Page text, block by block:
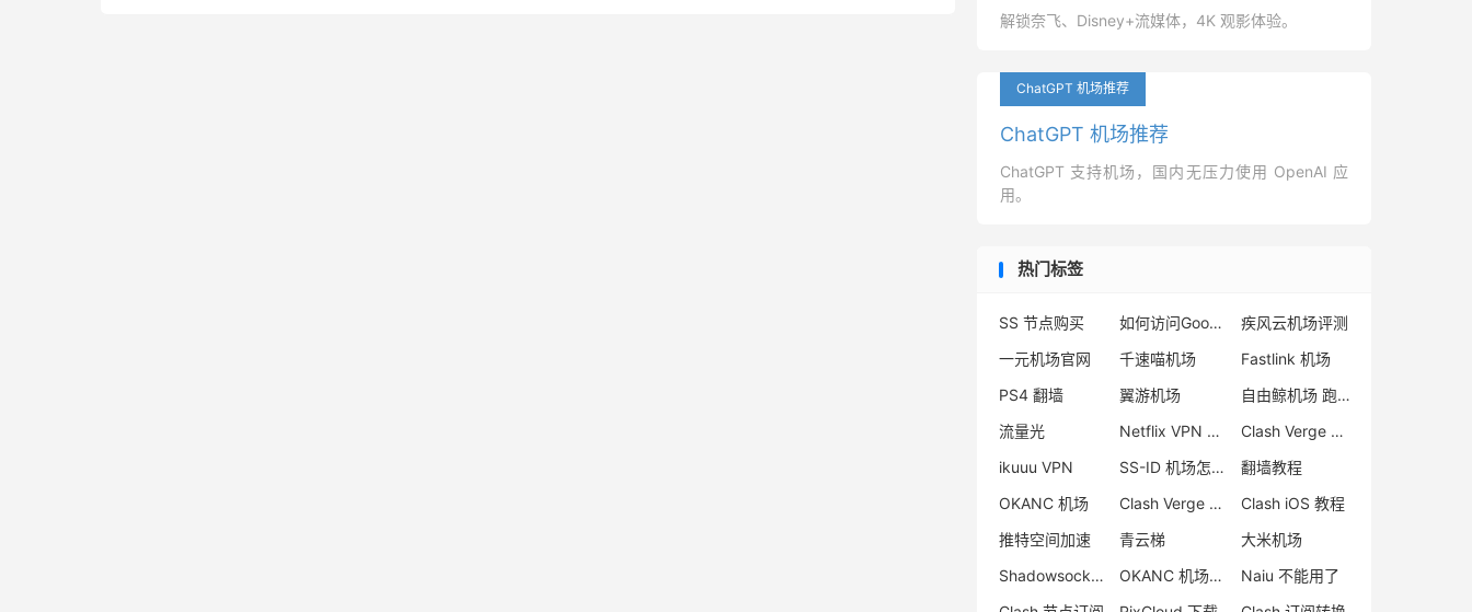
解锁奈飞、Disney+流媒体，4K 观影体验。
ChatGPT 机场推荐
ChatGPT 机场推荐
ChatGPT 支持机场，国内无压力使用 OpenAI 应
用。
热门标签
SS 节点购买 如何访问Google
疾风云机场评测
一元机场官网
千速喵机场
Fastlink 机场
PS4 翻墙
翼游机场
自由鲸机场 跑路
流量光
Netflix VPN 推荐
Clash Verge 官网
ikuuu VPN
SS-ID 机场怎么样
翻墙教程
OKANC 机场
Clash Verge 安卓
Clash iOS 教程
推特空间加速
青云梯
大米机场
Shadowsocks 节点
OKANC 机场怎么样
Naiu 不能用了